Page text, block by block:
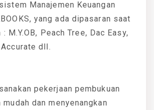
Manajemen Keuangan
yang ada dipasaran saat
M.Y.OB, Peach Tree, Dac Easy,
dll.
pekerjaan pembukuan
dan menyenangkan